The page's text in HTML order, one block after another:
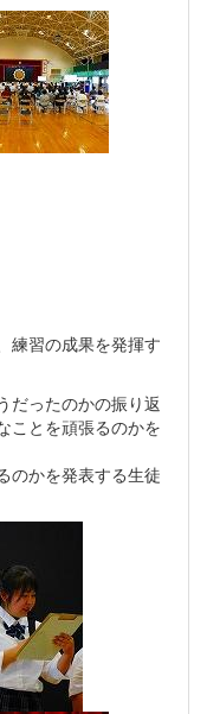
練習の成果を発揮す
だったのかの振り返
ことを頑張るのかを
のかを発表する生徒